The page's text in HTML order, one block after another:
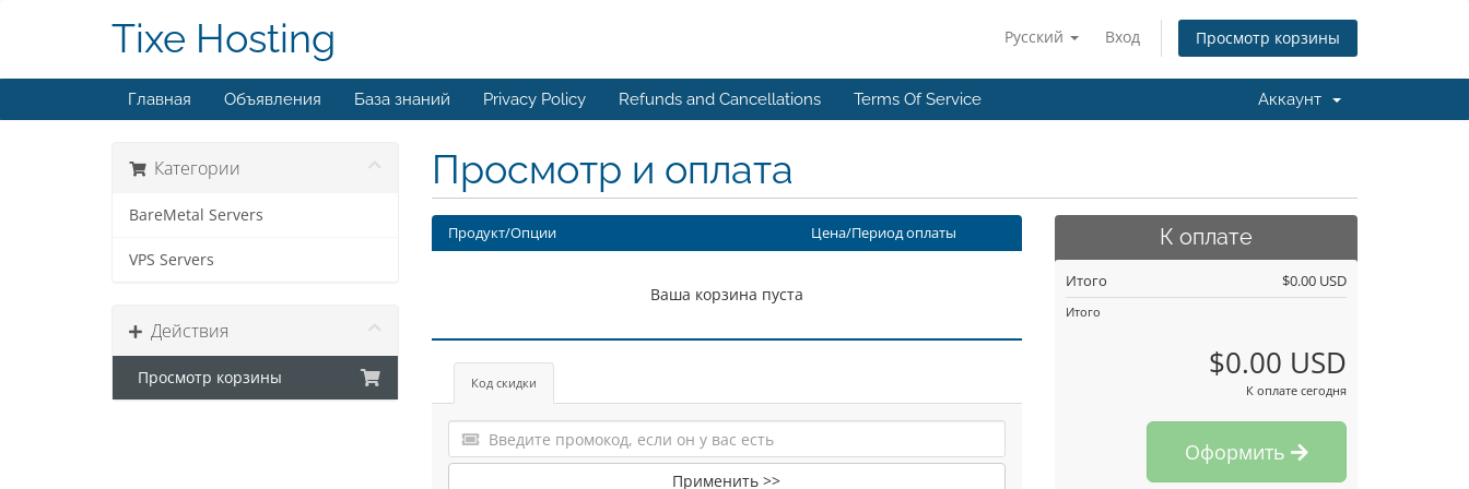
Русский Вход Просмотр корзины
Tixe Hosting
Главная Объявления База знаний Privacy Policy Refunds and Cancellations Terms Of Service Аккаунт
Категории
BareMetal Servers
VPS Servers
Действия
Просмотр корзины
Просмотр и оплата
Продукт/Опции Цена/Период оплаты
Ваша корзина пуста
Код скидки
Применить >>
К оплате
Итого $0.00 USD
Итого
$0.00 USD
К оплате сегодня
Оформить